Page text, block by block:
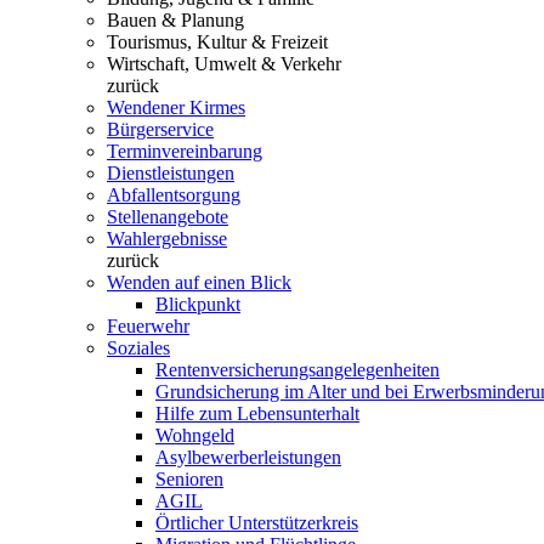
Bauen & Planung
Tourismus, Kultur & Freizeit
Wirtschaft, Umwelt & Verkehr
zurück
Wendener Kirmes
Bürgerservice
Terminvereinbarung
Dienstleistungen
Abfallentsorgung
Stellenangebote
Wahlergebnisse
zurück
Wenden auf einen Blick
Blickpunkt
Feuerwehr
Soziales
Rentenversicherungsangelegenheiten
Grundsicherung im Alter und bei
Hilfe zum Lebensunterhalt
Wohngeld
Asylbewerberleistungen
Senioren
AGIL
Örtlicher Unterstützerkreis